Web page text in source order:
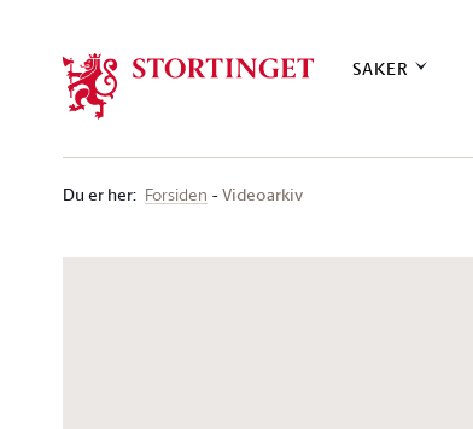
SAKER
Du er her: Forsiden Videoarkiv